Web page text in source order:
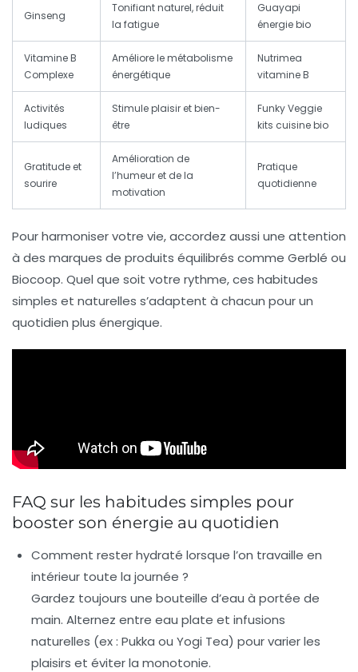
Ginseng
Tonifiant naturel, réduit
la fatigue
Guayapi
énergie bio
Vitamine B
Complexe
Améliore le métabolisme
énergétique
Nutrimea
vitamine B
Activités
ludiques
Stimule plaisir et bien-
être
Funky Veggie
kits cuisine bio
Gratitude et
sourire
Amélioration de
l’humeur et de la
motivation
Pratique
quotidienne
Pour harmoniser votre vie, accordez aussi une attention
à des marques de produits équilibrés comme Gerblé ou
Biocoop. Quel que soit votre rythme, ces habitudes
simples et naturelles s’adaptent à chacun pour un
quotidien plus énergique.
FAQ sur les habitudes simples pour
booster son énergie au quotidien
Comment rester hydraté lorsque l’on travaille en
intérieur toute la journée ?
Gardez toujours une bouteille d’eau à portée de
main. Alternez entre eau plate et infusions
naturelles (ex : Pukka ou Yogi Tea) pour varier les
plaisirs et éviter la monotonie.